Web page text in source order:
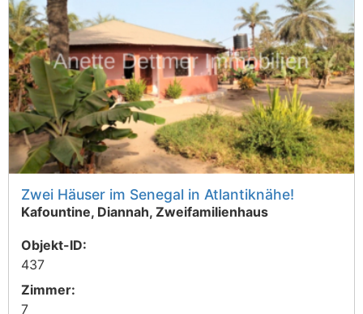
Zwei Häuser im Senegal in Atlantiknähe!
Kafountine, Diannah, Zweifamilienhaus
Objekt-ID:
437
Zimmer:
7